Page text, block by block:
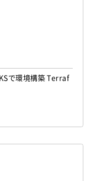
で環境構築 Terraf